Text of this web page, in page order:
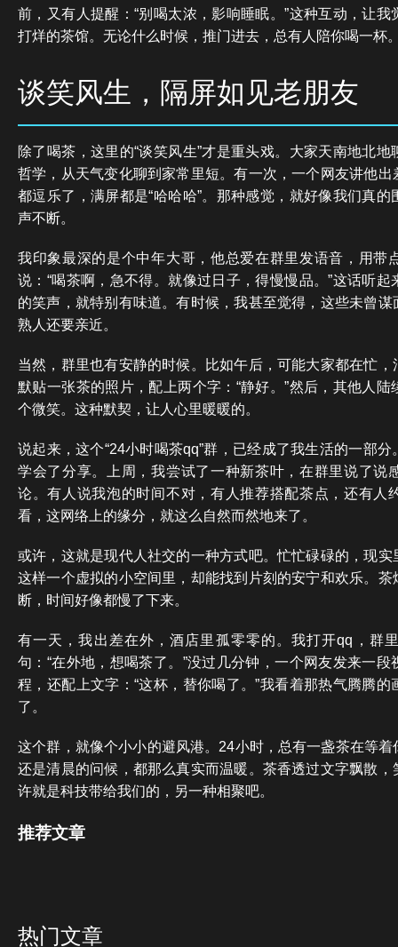
前，又有人提醒：“别喝太浓，影响睡眠。”这种互动，让
打烊的茶馆。无论什么时候，推门进去，总有人陪你喝一杯
谈笑风生，隔屏如见老朋友
除了喝茶，这里的“谈笑风生”才是重头戏。大家天南地北
哲学，从天气变化聊到家常里短。有一次，一个网友讲他
都逗乐了，满屏都是“哈哈哈”。那种感觉，就好像我们真
声不断。
我印象最深的是个中年大哥，他总爱在群里发语音，用带
说：“喝茶啊，急不得。就像过日子，得慢慢品。”这话听
的笑声，就特别有味道。有时候，我甚至觉得，这些未曾
熟人还要亲近。
当然，群里也有安静的时候。比如午后，可能大家都在忙
默贴一张茶的照片，配上两个字：“静好。”然后，其他人
个微笑。这种默契，让人心里暖暖的。
说起来，这个“24小时喝茶qq”群，已经成了我生活的一部
学会了分享。上周，我尝试了一种新茶叶，在群里说了说
论。有人说我泡的时间不对，有人推荐搭配茶点，还有人
看，这网络上的缘分，就这么自然而然地来了。
或许，这就是现代人社交的一种方式吧。忙忙碌碌的，现
这样一个虚拟的小空间里，却能找到片刻的安宁和欢乐。
断，时间好像都慢了下来。
有一天，我出差在外，酒店里孤零零的。我打开qq，群
句：“在外地，想喝茶了。”没过几分钟，一个网友发来一
程，还配上文字：“这杯，替你喝了。”我看着那热气腾腾
了。
这个群，就像个小小的避风港。24小时，总有一盏茶在等
还是清晨的问候，都那么真实而温暖。茶香透过文字飘散
许就是科技带给我们的，另一种相聚吧。
推荐文章
热门文章